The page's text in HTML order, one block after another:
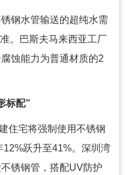
钢水管输送的超纯水需
。巴斯夫马来西亚工厂
蚀能力为普通材质的2
标配”
住宅将强制使用不锈钢
跃升至41%。深圳湾
锈钢管，搭配UV防护